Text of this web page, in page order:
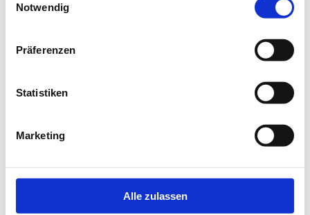
Notwendig
Präferenzen
Statistiken
Marketing
Alle zulassen
loadingjobninja.com
for more